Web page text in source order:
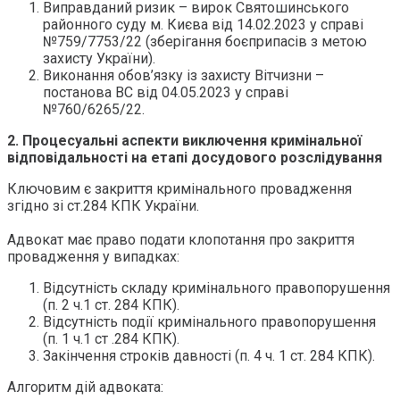
Виправданий ризик – вирок Святошинського
районного суду м. Києва від 14.02.2023 у справі
№759/7753/22 (зберігання боєприпасів з метою
захисту України).
Виконання обов’язку із захисту Вітчизни –
постанова ВС від 04.05.2023 у справі
№760/6265/22.
2. Процесуальні аспекти виключення кримінальної
відповідальності на етапі досудового розслідування
Ключовим є закриття кримінального провадження
згідно зі ст.284 КПК України.
Адвокат має право подати клопотання про закриття
провадження у випадках:
Відсутність складу кримінального правопорушення
(п. 2 ч.1 ст. 284 КПК).
Відсутність події кримінального правопорушення
(п. 1 ч.1 ст .284 КПК).
Закінчення строків давності (п. 4 ч. 1 ст. 284 КПК).
Алгоритм дій адвоката: